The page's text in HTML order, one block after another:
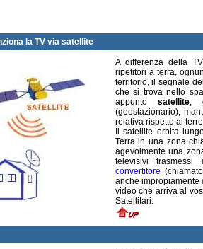
la TV via satellite
A differenza della
ripetitori a terra,
territorio, il segnale
che si trova nello
appunto satellite,
(geostazionario),
relativa rispetto al
Il satellite orbita
Terra in una zona
agevolmente una
televisivi
convertitore
anche impropiamente
video che arriva al
Satellitari.